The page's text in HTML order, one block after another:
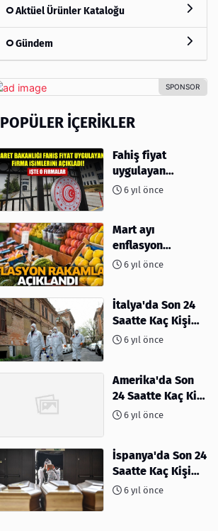
Aktüel Ürünler Kataloğu
Gündem
POPÜLER İÇERIKLER
Fahiş fiyat
uygulayan
firmalar açıklandı
6 yıl önce
Mart ayı
enflasyon
rakamları
6 yıl önce
İtalya'da Son 24
Saatte Kaç Kişi
Öldü6 yıl önce
Amerika'da Son
24 Saatte Kaç Kişi
Öldü - 06 Nisan
6 yıl önce
İspanya'da Son 24
Saatte Kaç Kişi
Öldü6 yıl önce